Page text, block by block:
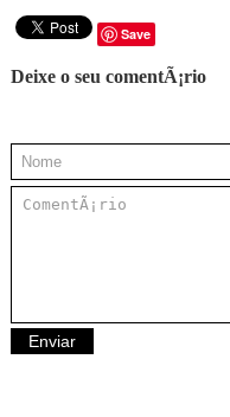
Save
Deixe o seu comentÃ¡rio